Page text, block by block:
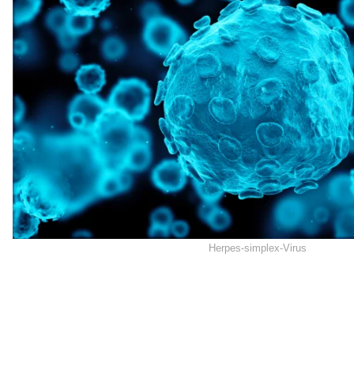
Herpes-simplex-Virus